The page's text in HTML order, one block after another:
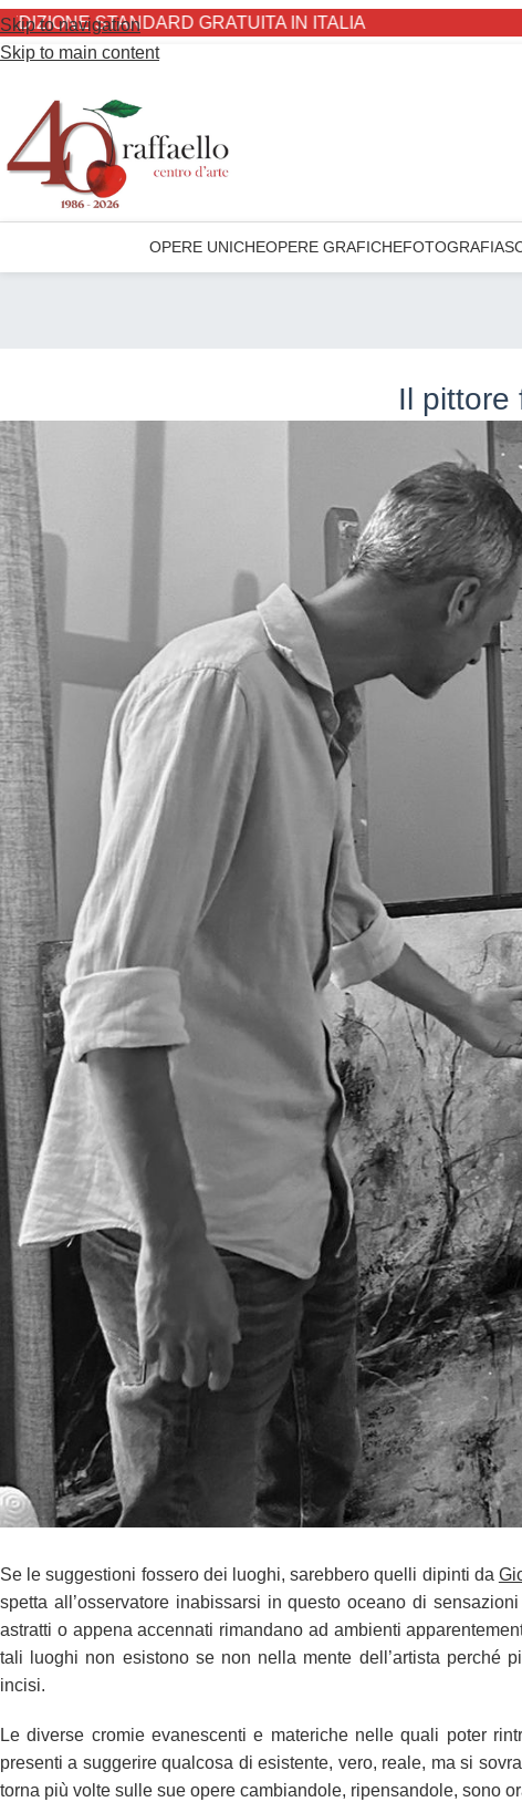
Skip to navigation
Skip to main content
STANDARD GRATUITA IN ITALIA
OPERE UNICHEOPERE GRAFICHEFOTOGRAFIA
Il pittore
Se le suggestioni fossero dei luoghi, sarebbero quelli dipinti da
spetta all’osservatore inabissarsi in questo oceano di
astratti o appena accennati rimandano ad ambienti
tali luoghi non esistono se non nella mente dell’artista perché
incisi.
Le diverse cromie evanescenti e materiche nelle quali poter
presenti a suggerire qualcosa di esistente, vero, reale, ma si
torna più volte sulle sue opere cambiandole, ripensandole, sono